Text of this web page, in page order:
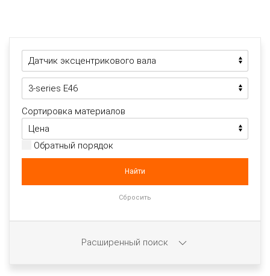
Сортировка материалов
Обратный порядок
Расширенный поиск